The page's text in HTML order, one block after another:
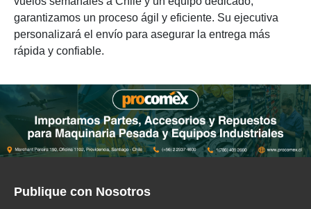
garantizamos un proceso ágil y eficiente. Su ejecutiva
personalizará el envío para asegurar la entrega más
rápida y confiable.
Publique con Nosotros